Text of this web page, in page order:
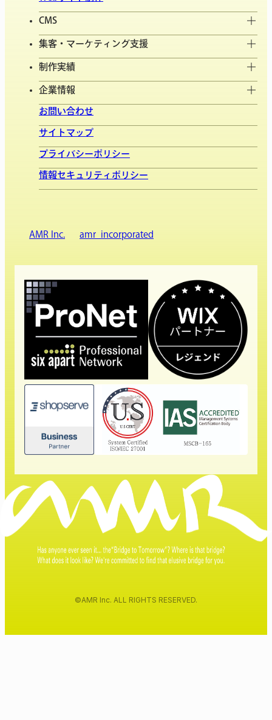
CMS
集客・マーケティング支援
制作実績
企業情報
お問い合わせ
サイトマップ
プライバシーポリシー
情報セキュリティポリシー
AMR Inc. amr_incorporated
©AMR Inc. ALL RIGHTS RESERVED.